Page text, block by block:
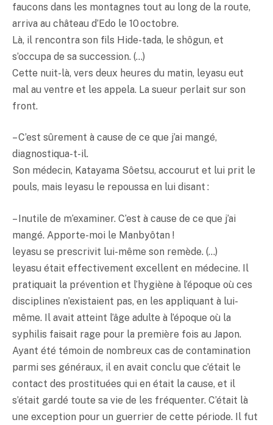
faucons dans les montagnes tout au long de la route,
arriva au château d’Edo le 10 octobre.
Là, il rencontra son fils Hide-tada, le shôgun, et
s’occupa de sa succession. (…)
Cette nuit-là, vers deux heures du matin, leyasu eut
mal au ventre et les appela. La sueur perlait sur son
front.
– C’est sûrement à cause de ce que j’ai mangé,
diagnostiqua-t-il.
Son médecin, Katayama Sôetsu, accourut et lui prit le
pouls, mais Ieyasu le repoussa en lui disant :
– Inutile de m’examiner. C’est à cause de ce que j’ai
mangé. Apporte-moi le Manbyôtan !
leyasu se prescrivit lui-même son remède. (…)
leyasu était effectivement excellent en médecine. Il
pratiquait la prévention et l’hygiène à l’époque où ces
disciplines n’existaient pas, en les appliquant à lui-
même. Il avait atteint l’âge adulte à l’époque où la
syphilis faisait rage pour la première fois au Japon.
Ayant été témoin de nombreux cas de contamination
parmi ses généraux, il en avait conclu que c’était le
contact des prostituées qui en était la cause, et il
s’était gardé toute sa vie de les fréquenter. C’était là
une exception pour un guerrier de cette période. Il fut